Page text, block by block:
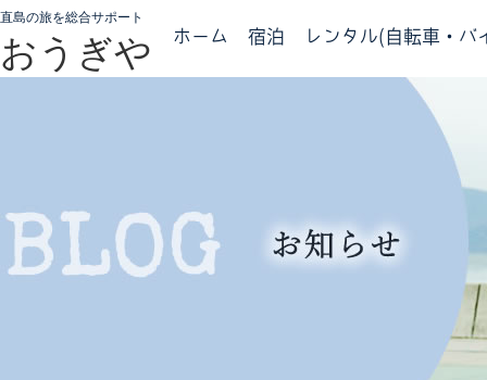
直島の旅を総合サポート
おうぎや ホーム 宿泊 レンタル(自転車・バ